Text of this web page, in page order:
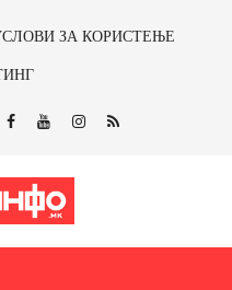
ЗА КОРИСТЕЊЕ